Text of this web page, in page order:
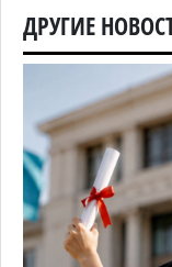
Проезд по
Алматинской
тарифы
6 августа 2026 г.
Сильнейшие
сборы в
6 августа 2026 г.
Первый раз с ИИ
ДРУГИЕ